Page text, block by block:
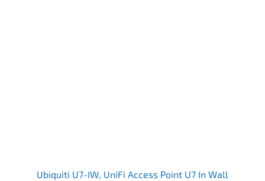
Ubiquiti U7-IW, UniFi Access Point U7 In Wall